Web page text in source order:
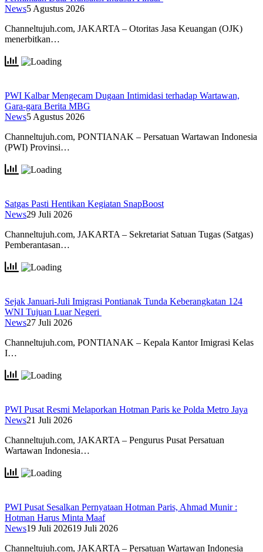
News5 Agustus 2026
Channeltujuh.com, JAKARTA – Otoritas Jasa Keuangan (OJK)
menerbitkan…
PWI Kalbar Mengecam Dugaan Intimidasi terhadap Wartawan,
Gara-gara Berita MBG
News5 Agustus 2026
Channeltujuh.com, PONTIANAK – Persatuan Wartawan Indonesia
(PWI) Provinsi…
Satgas Pasti Hentikan Kegiatan SnapBoost
News29 Juli 2026
Channeltujuh.com, JAKARTA – Sekretariat Satuan Tugas (Satgas)
Pemberantasan…
Sejak Januari-Juli Imigrasi Pontianak Tunda Keberangkatan 124
WNI Tujuan Luar Negeri
News27 Juli 2026
Channeltujuh.com, PONTIANAK – Kepala Kantor Imigrasi Kelas
I…
PWI Pusat Resmi Melaporkan Hotman Paris ke Polda Metro Jaya
News21 Juli 2026
Channeltujuh.com, JAKARTA – Pengurus Pusat Persatuan
Wartawan Indonesia…
PWI Pusat Sesalkan Pernyataan Hotman Paris, Ahmad Munir :
Hotman Harus Minta Maaf
News19 Juli 202619 Juli 2026
Channeltujuh.com, JAKARTA – Persatuan Wartawan Indonesia